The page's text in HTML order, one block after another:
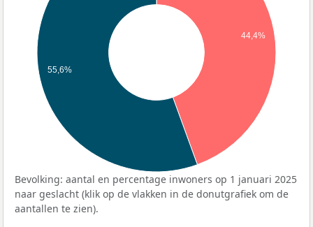
44,4%
55,6%
Bevolking: aantal en percentage inwoners op 1 januari 2025
naar geslacht (klik op de vlakken in de donutgrafiek om de
aantallen te zien).